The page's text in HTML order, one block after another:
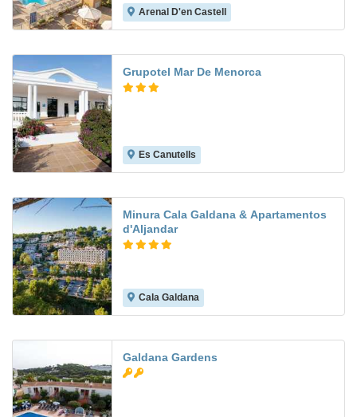
Arenal D'en Castell
Grupotel Mar De Menorca
Es Canutells
Minura Cala Galdana & Apartamentos
d'Aljandar
Cala Galdana
Galdana Gardens